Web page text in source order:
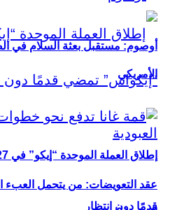
قدمًا دون انتظار
أوصوم: مستقبل بعثة السلام في
الأمريكي
عقد التعويضات: من يتحمل العبء